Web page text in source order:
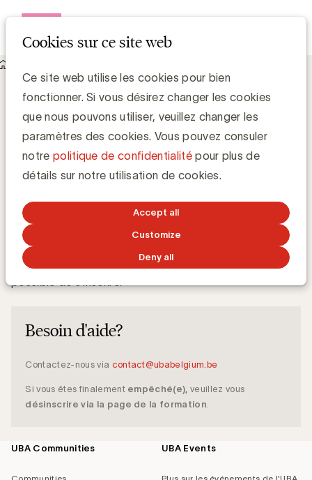
Cookies sur ce site web
Ce site web utilise les cookies pour bien
fonctionner. Si vous désirez changer les cookies
que nous pouvons utiliser, veuillez changer les
paramètres des cookies. Vous pouvez consuler
notre politique de confidentialitépour plus de
détails sur notre utilisation de cookies.
Accept all
Customize
Deny all
Agentic AI in search
marketing
vendredi 3 avril 2026 de 12:00 à 13:00
La période d'inscription est terminée
La période d'inscription est terminée, il n'est plus
Besoin d'aide?
Contactez-nous via contact@ubabelgium.be
Si vous êtes finalement empêché(e), veuillez vous
désinscrire via la page de la formation.
Footer
UBA Communities UBA Events